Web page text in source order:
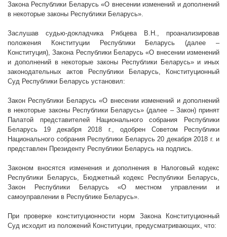
Закона Республики Беларусь «О внесении изменений и дополнений
в некоторые законы Республики Беларусь».
Заслушав судью-докладчика Рябцева В.Н., проанализировав
положения Конституции Республики Беларусь (далее –
Конституция), Закона Республики Беларусь «О внесении изменений
и дополнений в некоторые законы Республики Беларусь» и иных
законодательных актов Республики Беларусь, Конституционный
Суд Республики Беларусь установил:
Закон Республики Беларусь «О внесении изменений и дополнений
в некоторые законы Республики Беларусь» (далее – Закон) принят
Палатой представителей Национального собрания Республики
Беларусь 19 декабря 2018 г., одобрен Советом Республики
Национального собрания Республики Беларусь 20 декабря 2018 г. и
представлен Президенту Республики Беларусь на подпись.
Законом вносятся изменения и дополнения в Налоговый кодекс
Республики Беларусь, Бюджетный кодекс Республики Беларусь,
Закон Республики Беларусь «О местном управлении и
самоуправлении в Республике Беларусь».
При проверке конституционности норм Закона Конституционный
Суд исходит из положений Конституции, предусматривающих, что: